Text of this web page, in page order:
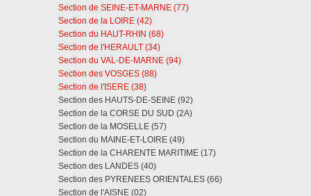
Section de SEINE-ET-MARNE (77)
Section de la LOIRE (42)
Section du HAUT-RHIN (68)
Section de l'HERAULT (34)
Section du VAL-DE-MARNE (94)
Section des VOSGES (88)
Section de l'ISERE (38)
Section des HAUTS-DE-SEINE (92)
Section de la CORSE DU SUD (2A)
Section de la MOSELLE (57)
Section du MAINE-ET-LOIRE (49)
Section de la CHARENTE MARITIME (17)
Section des LANDES (40)
Section des PYRENEES ORIENTALES (66)
Section de l'AISNE (02)